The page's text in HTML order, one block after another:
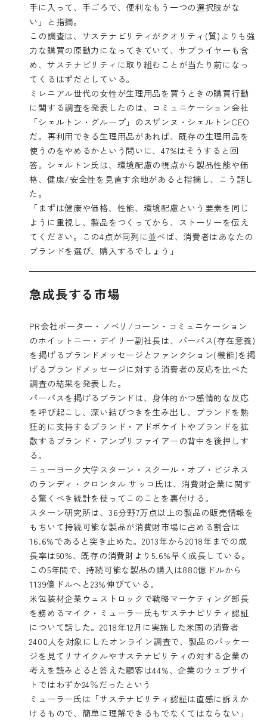
手に入って、手ごろで、便利なもう一つの選択肢がな
い」と指摘。
この調査は、サステナビリティがクオリティ(質)よりも強
力な購買の原動力になってきていて、サプライヤーも含
め、サステナビリティに取り組むことが当たり前になっ
てくるはずだとしている。
ミレニアル世代の女性が生理用品を買うときの購買行動
に関する調査を発表したのは、コミュニケーション会社
「シェルトン・グループ」のスザンヌ・シェルトンCEO
だ。再利用できる生理用品があれば、既存の生理用品を
使うのをやめるかという問いに、47%はそうすると回
答。シェルトン氏は、環境配慮の視点から製品性能や価
格、健康/安全性を見直す余地があると指摘し、こう話し
た。
「まずは健康や価格、性能、環境配慮という要素を同じ
ように重視し、製品をつくってから、ストーリーを伝え
てください。この4点が同列に並べば、消費者はあなたの
ブランドを選び、購入するでしょう」
急成長する市場
PR会社ポーター・ノベリ/コーン・コミュニケーション
のホイットニー・デイリー副社長は、パーパス(存在意義)
を掲げるブランドメッセージとファンクション(機能)を掲
げるブランドメッセージに対する消費者の反応を比べた
調査の結果を発表した。
パーパスを掲げるブランドは、身体的かつ感情的な反応
を呼び起こし、深い結びつきを生み出し、ブランドを熱
狂的に支持するブランド・アドボケイトやブランドを拡
散するブランド・アンプリファイアーの背中を後押しす
る。
ニューヨーク大学スターン・スクール・オブ・ビジネス
のランディ・クロンタル サッコ氏は、消費財企業に関す
る驚くべき統計を使ってこのことを裏付ける。
スターン研究所は、36分野7万点以上の製品の販売情報を
もちいて持続可能な製品が消費財市場に占める割合は
16.6%であると突き止めた。2013年から2018年までの成
長率は50%、既存の消費財より5.6%早く成長している。
この5年間で、持続可能な製品の購入は880億ドルから
1139億ドルへと23%伸びている。
米包装材企業ウェストロックで戦略マーケティング部長
を務めるマイク・ミューラー氏もサステナビリティ認証
について話した。2018年12月に実施した米国の消費者
2400人を対象にしたオンライン調査で、製品のパッケー
ジを見てリサイクルやサステナビリティの対する企業の
考えを読みとると答えた顧客は44%、企業のウェブサイ
トではわずか24％だったという
ミューラー氏は「サステナビリティ認証は直感に訴えか
けるもので、簡単に理解できるもでなくてはならない」